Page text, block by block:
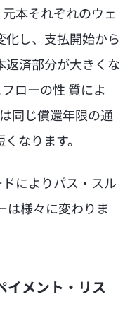
本それぞれのウェ
化し、支払開始から
返済部分が大きくな
ローの性 質によ
同じ償還年限の通
なります。
によりパス・スル
は様々に変わりま
イメント・リス